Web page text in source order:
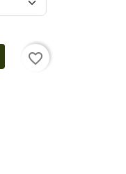
favorite_border